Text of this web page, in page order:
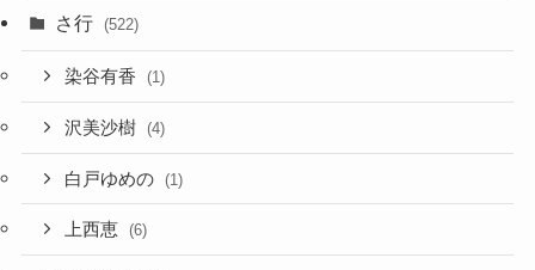
さ行 (522)
染谷有香 (1)
沢美沙樹 (4)
白戸ゆめの (1)
上西恵 (6)